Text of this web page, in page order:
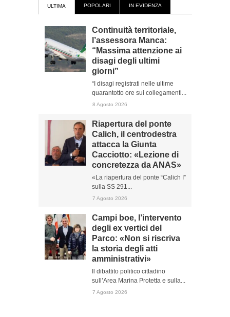
ULTIMA POPOLARI IN EVIDENZA
Continuità territoriale,
l’assessora Manca:
“Massima attenzione ai
disagi degli ultimi
giorni”
“I disagi registrati nelle ultime
quarantotto ore sui collegamenti...
8 Agosto 2026
Riapertura del ponte
Calich, il centrodestra
attacca la Giunta
Cacciotto: «Lezione di
concretezza da ANAS»
«La riapertura del ponte “Calich I”
sulla SS 291...
7 Agosto 2026
Campi boe, l’intervento
degli ex vertici del
Parco: «Non si riscriva
la storia degli atti
amministrativi»
Il dibattito politico cittadino
sull’Area Marina Protetta e sulla...
7 Agosto 2026